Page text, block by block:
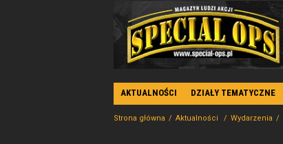
AKTUALNOŚCI DZIAŁY TEMATYCZNE
Strona główna Aktualności Wydarzenia